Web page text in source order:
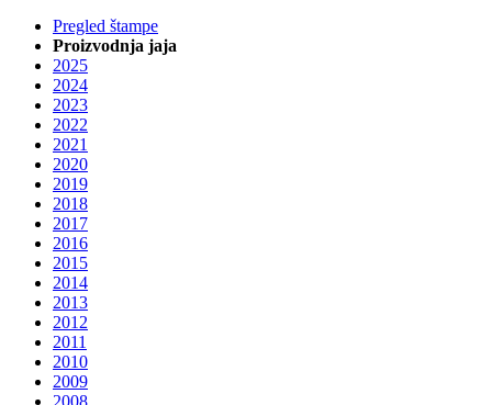
Pregled štampe
Proizvodnja jaja
2025
2024
2023
2022
2021
2020
2019
2018
2017
2016
2015
2014
2013
2012
2011
2010
2009